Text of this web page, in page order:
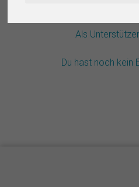
Als
Du hast noch kein